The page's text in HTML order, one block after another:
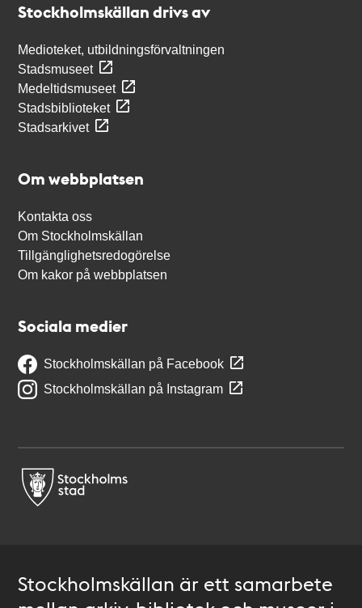
Stockholmskällan drivs av
Medioteket, utbildningsförvaltningen
Stadsmuseet
Medeltidsmuseet
Stadsbiblioteket
Stadsarkivet
Om webbplatsen
Kontakta oss
Om Stockholmskällan
Tillgänglighetsredogörelse
Om kakor på webbplatsen
Sociala medier
Stockholmskällan på Facebook
Stockholmskällan på Instagram
Stockholmskällan är ett samarbete